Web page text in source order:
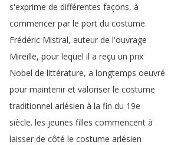
s'exprime de différentes façons, à
commencer par le port du costume.
Frédéric Mistral, auteur de l'ouvrage
Mireille, pour lequel il a reçu un prix
Nobel de littérature, a longtemps oeuvré
pour maintenir et valoriser le costume
traditionnel arlésien à la fin du 19e
siècle. les jeunes filles commencent à
laisser de côté le costume arlésien